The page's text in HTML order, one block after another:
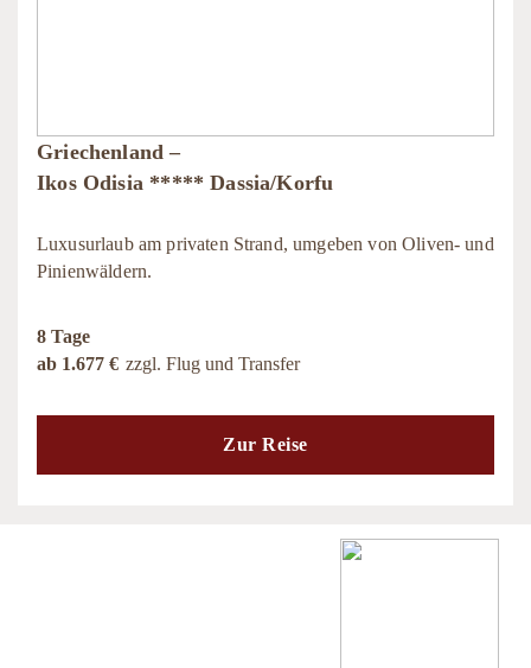
Griechenland –
Ikos Odisia ***** Dassia/Korfu
Luxusurlaub am privaten Strand, umgeben von Oliven- und
Pinienwäldern.
8 Tage
ab 1.677 € zzgl. Flug und Transfer
Zur Reise